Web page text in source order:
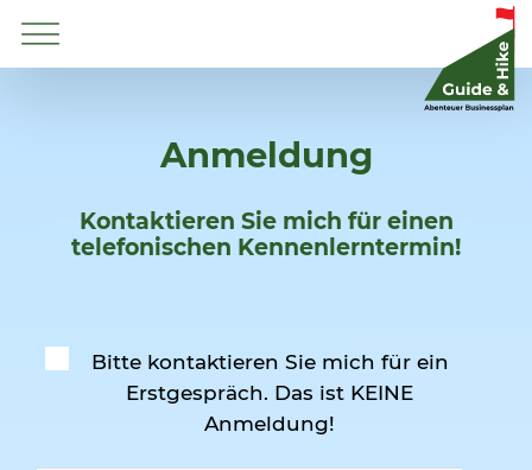
Anmeldung
Kontaktieren Sie mich für einen
telefonischen Kennenlerntermin!
Bitte kontaktieren Sie mich für ein
Erstgespräch. Das ist KEINE
Anmeldung!